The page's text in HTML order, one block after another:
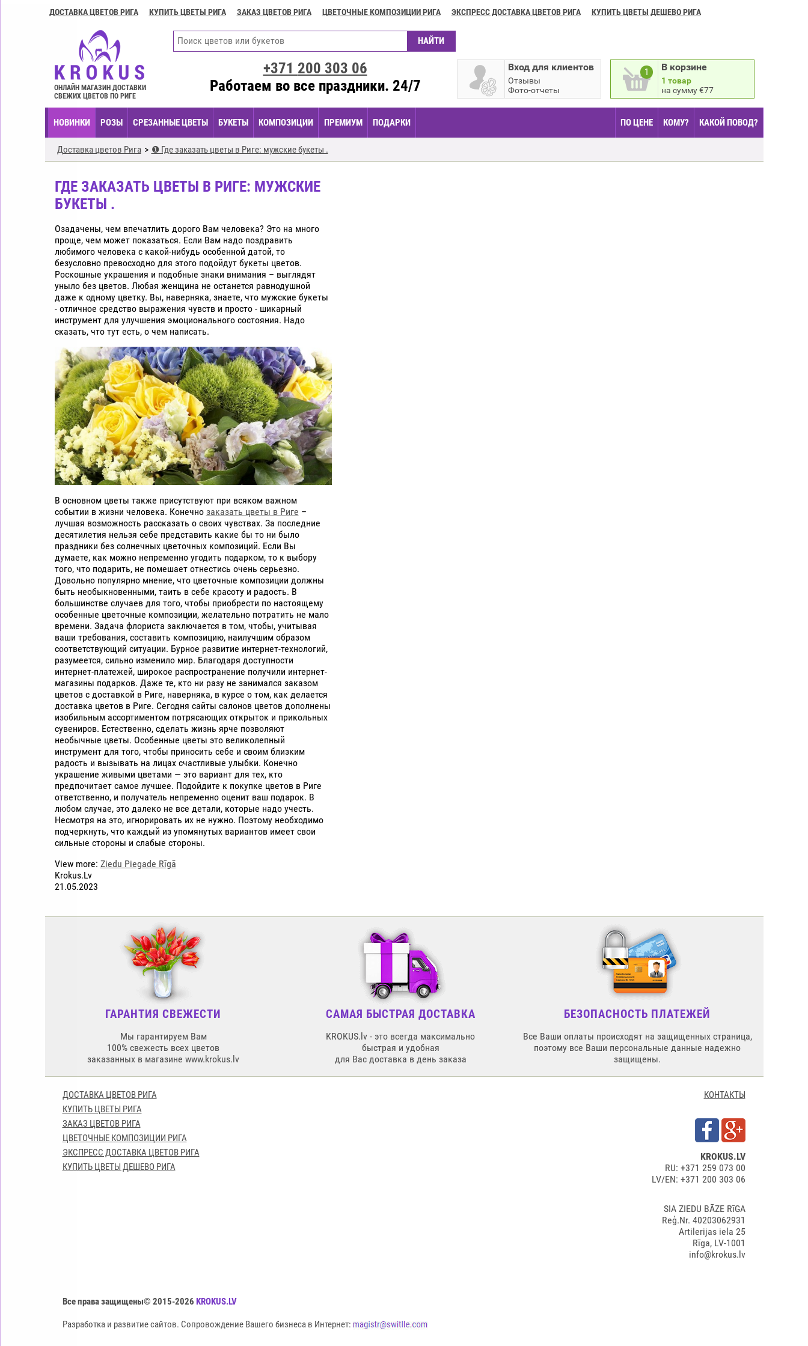
Доставка
Цветочные
ДОСТАВКА ЦВЕТОВ РИГА КУПИТЬ ЦВЕТЫ РИГА ЗАКАЗ ЦВЕТОВ РИГА ЦВЕТОЧНЫЕ КОМПОЗИЦИИ РИГА ЭКСПРЕСС ДОСТАВКА ЦВЕТОВ РИГА КУПИТЬ ЦВЕТЫ ДЕШЕВО РИГА
ОНЛАЙН МАГАЗИН ДОСТАВКИ
СВЕЖИХ ЦВЕТОВ ПО РИГЕ
1 В корзине
1 товар
на сумму €77
Вход для клиентов
Отзывы
Фото-отчеты
+371 200 303 06
Работаем во все праздники. 24/7
НОВИНКИ РОЗЫ СРЕЗАННЫЕ ЦВЕТЫ БУКЕТЫ КОМПОЗИЦИИ ПРЕМИУМ ПОДАРКИ ПО ЦЕНЕ КОМУ? КАКОЙ ПОВОД?
Доставка цветов Рига ❶ Где заказать цветы в Риге: мужские букеты .
ГДЕ ЗАКАЗАТЬ ЦВЕТЫ В РИГЕ: МУЖСКИЕ
БУКЕТЫ .
Озадачены, чем впечатлить дорого Вам человека? Это на много
проще, чем может показаться. Если Вам надо поздравить
любимого человека с какой-нибудь особенной датой, то
безусловно превосходно для этого подойдут букеты цветов.
Роскошные украшения и подобные знаки внимания – выглядят
уныло без цветов. Любая женщина не останется равнодушной
даже к одному цветку. Вы, наверняка, знаете, что мужские букеты
- отличное средство выражения чувств и просто - шикарный
инструмент для улучшения эмоционального состояния. Надо
сказать, что тут есть, о чем написать.
В основном цветы также присутствуют при всяком важном
событии в жизни человека. Конечно заказать цветы в Риге –
лучшая возможность рассказать о своих чувствах. За последние
десятилетия нельзя себе представить какие бы то ни было
праздники без солнечных цветочных композиций. Если Вы
думаете, как можно непременно угодить подарком, то к выбору
того, что подарить, не помешает отнестись очень серьезно.
Довольно популярно мнение, что цветочные композиции должны
быть необыкновенными, таить в себе красоту и радость. В
большинстве случаев для того, чтобы приобрести по настоящему
особенные цветочные композиции, желательно потратить не мало
времени. Задача флориста заключается в том, чтобы, учитывая
ваши требования, составить композицию, наилучшим образом
соответствующий ситуации. Бурное развитие интернет-технологий,
разумеется, сильно изменило мир. Благодаря доступности
интернет-платежей, широкое распространение получили интернет-
магазины подарков. Даже те, кто ни разу не занимался заказом
цветов с доставкой в Риге, наверняка, в курсе о том, как делается
доставка цветов в Риге. Сегодня сайты салонов цветов дополнены
изобильным ассортиментом потрясающих открыток и прикольных
сувениров. Естественно, сделать жизнь ярче позволяют
необычные цветы. Особенные цветы это великолепный
инструмент для того, чтобы приносить себе и своим близким
радость и вызывать на лицах счастливые улыбки. Конечно
украшение живыми цветами — это вариант для тех, кто
предпочитает самое лучшее. Подойдите к покупке цветов в Риге
ответственно, и получатель непременно оценит ваш подарок. В
любом случае, это далеко не все детали, которые надо учесть.
Несмотря на это, игнорировать их не нужно. Поэтому необходимо
подчеркнуть, что каждый из упомянутых вариантов имеет свои
сильные стороны и слабые стороны.
View more: Ziedu Piegade Rīgā
Krokus.Lv
21.05.2023
ГАРАНТИЯ СВЕЖЕСТИ
Мы гарантируем Вам
100% свежесть всех цветов
заказанных в магазине www.krokus.lv
САМАЯ БЫСТРАЯ ДОСТАВКА
KROKUS.lv - это всегда максимально
быстрая и удобная
для Вас доставка в день заказа
БЕЗОПАСНОСТЬ ПЛАТЕЖЕЙ
Все Ваши оплаты происходят на защищенных страница,
поэтому все Ваши персональные данные надежно
защищены.
ДОСТАВКА ЦВЕТОВ РИГА
КУПИТЬ ЦВЕТЫ РИГА
ЗАКАЗ ЦВЕТОВ РИГА
ЦВЕТОЧНЫЕ КОМПОЗИЦИИ РИГА
ЭКСПРЕСС ДОСТАВКА ЦВЕТОВ РИГА
КУПИТЬ ЦВЕТЫ ДЕШЕВО РИГА
КОНТАКТЫ
KROKUS.LV
RU: +371 259 073 00
LV/EN: +371 200 303 06
SIA ZIEDU BĀZE RīGA
Reģ.Nr. 40203062931
Artilerijas iela 25
Rīga, LV-1001
info@krokus.lv
Все права защищены© 2015-2026 KROKUS.LV
Разработка и развитие сайтов. Сопровождение Вашего бизнеса в Интернет: